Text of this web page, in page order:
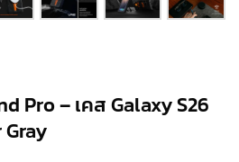
Pro – เคส Galaxy S26